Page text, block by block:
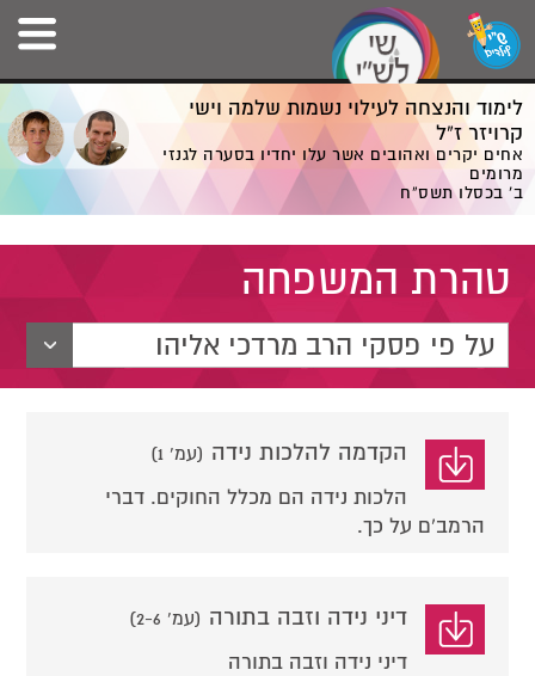
לימוד והנצחה לעילוי נשמות שלמה וישי
קרויזר ז”ל
אחים יקרים ואהובים אשר עלו יחדיו בסערה לגנזי
מרומים
ב' בכסלו תשס”ח
טהרת המשפחה
על פי פסקי הרב מרדכי אליהו
הקדמה להלכות נידה (עמ' 1)
הלכות נידה הם מכלל החוקים. דברי
הרמב'ם על כך.
דיני נידה וזבה בתורה (עמ' 2-6)
דיני נידה וזבה בתורה